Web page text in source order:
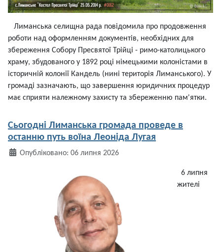
Лиманська селищна рада повідомила про продовження
роботи над оформленням документів, необхідних для
збереження Собору Пресвятої Трійці - римо-католицького
храму, збудованого у 1892 році німецькими колоністами в
історичній колонії Кандель (нині територія Лиманського). У
громаді зазначають, що завершення юридичних процедур
має сприяти належному захисту та збереженню пам'ятки.
Сьогодні Лиманська громада проведе в
останню путь воїна Леоніда Лугая
ДеталіОпубліковано: 06 липня 2026
6 липня
жителі